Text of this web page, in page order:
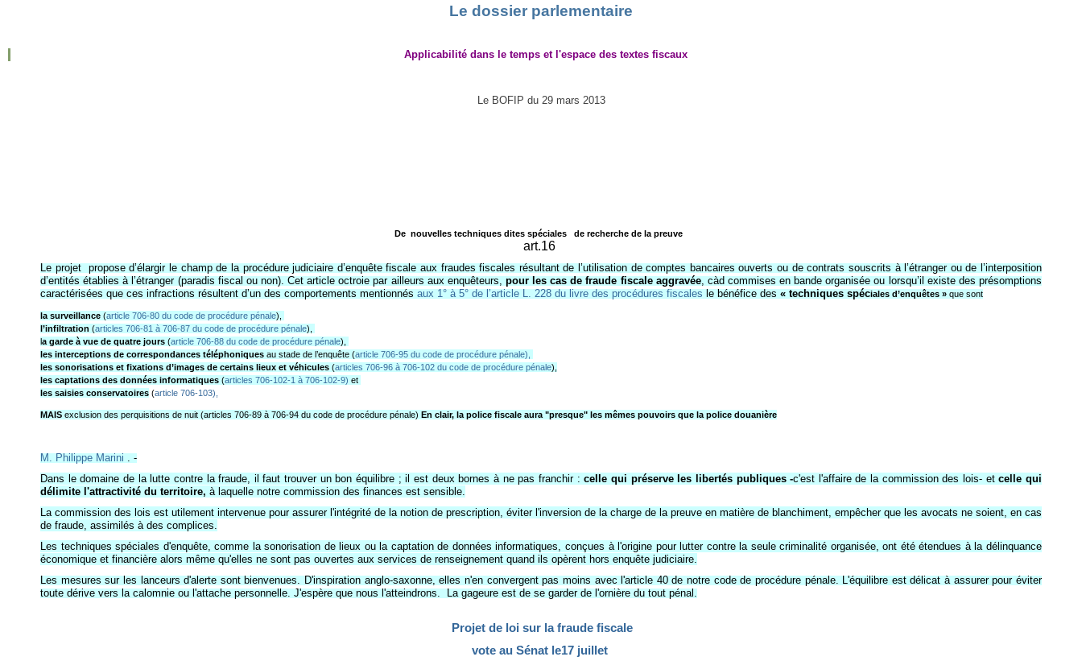
Le dossier parlementaire
Applicabilité dans le temps et l'espace des textes fiscaux
Le BOFIP du 29 mars 2013
De nouvelles techniques dites spéciales de recherche de la preuve
art.16
Le projet propose d’élargir le champ de la procédure judiciaire d’enquête fiscale aux fraudes fiscales résultant de l’utilisation de comptes bancaires ouverts ou de contrats souscrits à l’étranger ou de l’interposition
d’entités établies à l’étranger (paradis fiscal ou non). Cet article octroie par ailleurs aux enquêteurs, pour les cas de fraude fiscale aggravée, càd commises en bande organisée ou lorsqu’il existe des présomptions
caractérisées que ces infractions résultent d’un des comportements mentionnés aux 1° à 5° de l’article L. 228 du livre des procédures fiscales le bénéfice des « techniques spéciales d’enquêtes » que sont
la surveillance (article 706-80 du code de procédure pénale),
l’infiltration (articles 706-81 à 706-87 du code de procédure pénale),
la garde à vue de quatre jours (article 706-88 du code de procédure pénale),
les interceptions de correspondances téléphoniques au stade de l’enquête (article 706-95 du code de procédure pénale),
les sonorisations et fixations d’images de certains lieux et véhicules (articles 706-96 à 706-102 du code de procédure pénale),
les captations des données informatiques (articles 706-102-1 à 706-102-9) et
les saisies conservatoires (article 706-103),
MAIS exclusion des perquisitions de nuit (articles 706-89 à 706-94 du code de procédure pénale) En clair, la police fiscale aura "presque" les mêmes pouvoirs que la police douanière
M. Philippe Marini . -
Dans le domaine de la lutte contre la fraude, il faut trouver un bon équilibre ; il est deux bornes à ne pas franchir :celle qui préserve les libertés publiques -c'est l'affaire de la commission des lois- etcelle qui
délimite l'attractivité du territoire, à laquelle notre commission des finances est sensible.
La commission des lois est utilement intervenue pour assurer l'intégrité de la notion de prescription, éviter l'inversion de la charge de la preuve en matière de blanchiment, empêcher que les avocats ne soient, en cas
de fraude, assimilés à des complices.
Les techniques spéciales d'enquête, comme la sonorisation de lieux ou la captation de données informatiques, conçues à l'origine pour lutter contre la seule criminalité organisée, ont été étendues à la délinquance
économique et financière alors même qu'elles ne sont pas ouvertes aux services de renseignement quand ils opèrent hors enquête judiciaire.
Les mesures sur les lanceurs d'alerte sont bienvenues. D'inspiration anglo-saxonne, elles n'en convergent pas moins avec l'article 40 de notre code de procédure pénale. L'équilibre est délicat à assurer pour éviter
toute dérive vers la calomnie ou l'attache personnelle. J'espère que nous l'atteindrons.
La gageure est de se garder de l'ornière du tout pénal.
Projet de loi sur la fraude fiscale
vote au Sénat le17 juillet